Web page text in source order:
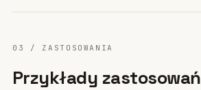
03 / ZASTOSOWANIA
Przykłady zastosowań